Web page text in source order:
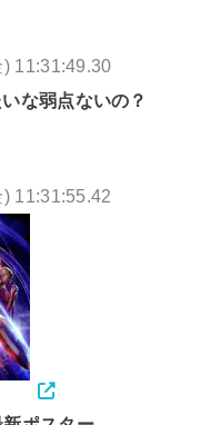
11:31:49.30
な弱点ないの？
11:31:55.42